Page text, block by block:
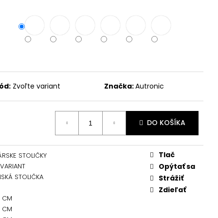
Zvoľte variant Značka:Autronic
DO KOŠÍKA
STOLIČKY
STOLIČKA
Tlač
Opýtať sa
Strážiť
Zdieľať